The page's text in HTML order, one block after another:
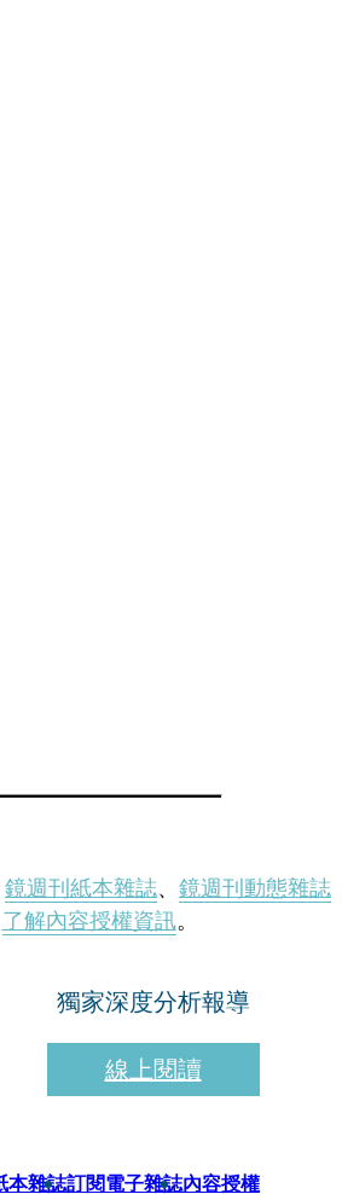
鏡週刊紙本雜誌、 鏡週刊動態雜誌
了解內容授權資訊。
獨家深度分析報導
線上閱讀
本雜誌訂閱電子雜誌內容授權